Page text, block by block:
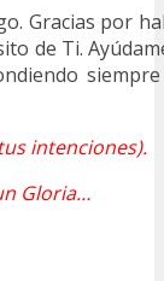
Gracias por
de Ti.
intenciones).
Gloria…